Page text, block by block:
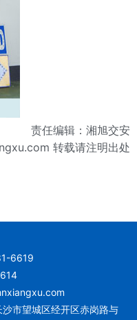
责任编辑：湘旭交安
转载请注明出处
6619
市望城区经开区赤岗路与